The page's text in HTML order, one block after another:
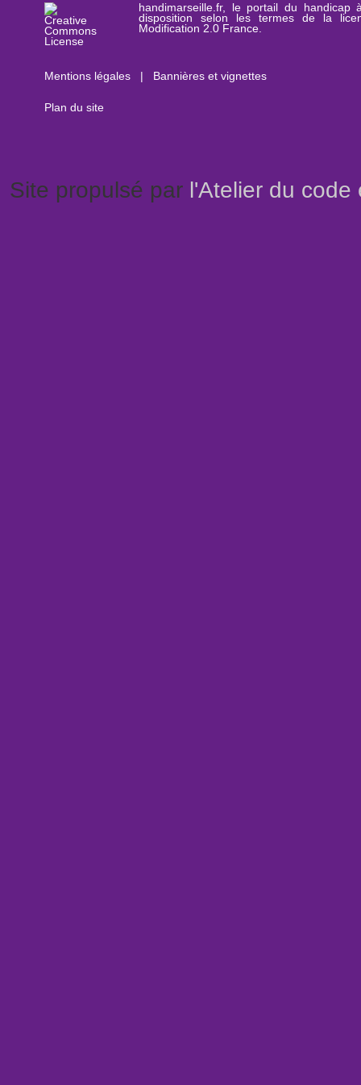
handimarseille.fr, le portail du handicap
disposition selon les termes de la
Modification 2.0 France.
Mentions légales | Bannières et vignettes
Plan du site
Site propulsé par l'Atelier du